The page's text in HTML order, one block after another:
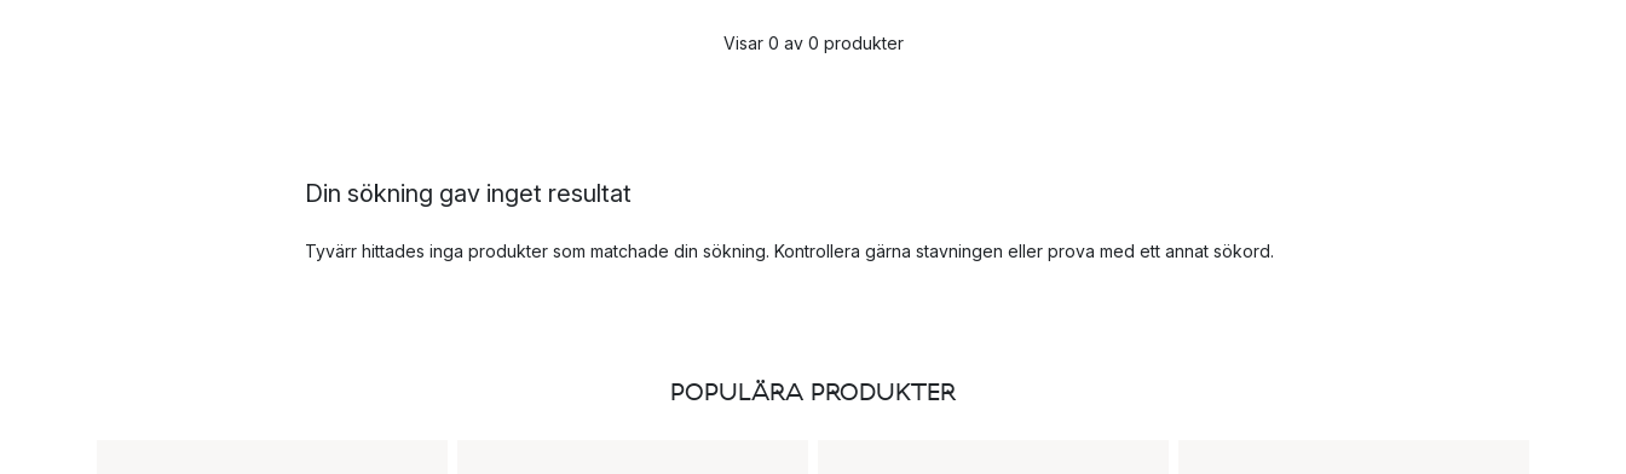
Visar 0 av 0 produkter
Din sökning gav inget resultat
Tyvärr hittades inga produkter som matchade din sökning. Kontrollera gärna stavningen eller prova med ett annat sökord.
POPULÄRA PRODUKTER